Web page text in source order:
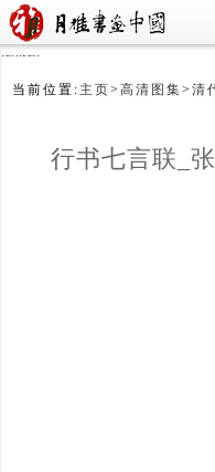
refused
当前位置: 主页> 高清图集> 清
行书七言联_